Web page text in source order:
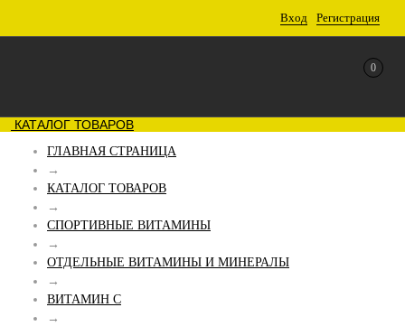
Вход Регистрация
0
КАТАЛОГ ТОВАРОВ
ГЛАВНАЯ СТРАНИЦА
→
КАТАЛОГ ТОВАРОВ
→
СПОРТИВНЫЕ ВИТАМИНЫ
→
ОТДЕЛЬНЫЕ ВИТАМИНЫ И МИНЕРАЛЫ
→
ВИТАМИН C
→